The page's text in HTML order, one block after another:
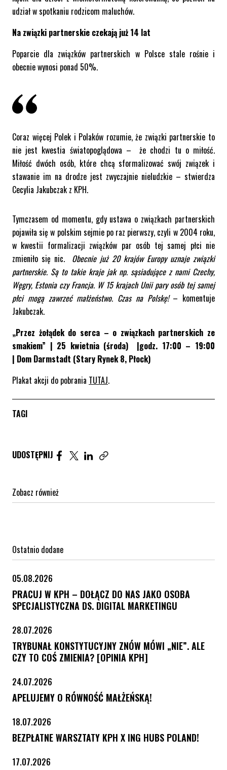
udział w spotkaniu rodzicom maluchów.
Na związki partnerskie czekają już 14 lat
Poparcie dla związków partnerskich w Polsce stale rośnie i
obecnie wynosi ponad 50%.
Coraz więcej Polek i Polaków rozumie, że związki partnerskie to
nie jest kwestia światopoglądowa – że chodzi tu o miłość.
Miłość dwóch osób, które chcą sformalizować swój związek i
stawanie im na drodze jest zwyczajnie nieludzkie – stwierdza
Cecylia Jakubczak z KPH.
Tymczasem od momentu, gdy ustawa o związkach partnerskich
pojawiła się w polskim sejmie po raz pierwszy, czyli w 2004 roku,
w kwestii formalizacji związków par osób tej samej płci nie
zmieniło się nic.
Obecnie już 20 krajów Europy uznaje związki
partnerskie. Są to takie kraje jak np. sąsiadujące z nami Czechy,
Węgry, Estonia czy Francja. W 15 krajach Unii pary osób tej samej
płci mogą zawrzeć małżeństwo. Czas na Polskę!– komentuje
Jakubczak.
„Przez żołądek do serca – o związkach partnerskich ze
smakiem” | 25 kwietnia (środa) |godz. 17:00 – 19:00
| Dom Darmstadt (Stary Rynek 8, Płock)
Plakat akcji do pobrania TUTAJ.
TAGI
UDOSTĘPNIJ Udostępnij artykuł na Facebook. Strona otwiera się
Udostępnij artykuł na Twitter. Strona otwiera
Udostępnij artykuł na Linkedin. Strona
Zobacz również
Ostatnio dodane
05.08.2026
PRACUJ W KPH – DOŁĄCZ DO NAS JAKO OSOBA
SPECJALISTYCZNA DS. DIGITAL MARKETINGU
28.07.2026
TRYBUNAŁ KONSTYTUCYJNY ZNÓW MÓWI „NIE”. ALE
CZY TO COŚ ZMIENIA? [OPINIA KPH]
24.07.2026
APELUJEMY O RÓWNOŚĆ MAŁŻEŃSKĄ!
18.07.2026
BEZPŁATNE WARSZTATY KPH X ING HUBS POLAND!
17.07.2026